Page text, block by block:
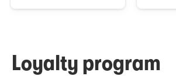
Loyalty program